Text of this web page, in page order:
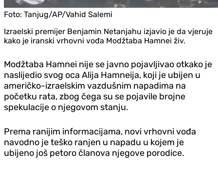
Foto: Tanjug/AP/Vahid Salemi
Izraelski premijer Benjamin Netanjahu izjavio je da vjeruje
kako je iranski vrhovni vođa Modžtaba Hamnei živ.
Modžtaba Hamnei nije se javno pojavljivao otkako je
naslijedio svog oca Alija Hamneija, koji je ubijen u
američko-izraelskim vazdušnim napadima na
početku rata, zbog čega su se pojavile brojne
spekulacije o njegovom stanju.
Prema ranijim informacijama, novi vrhovni vođa
navodno je teško ranjen u napadu u kojem je
ubijeno još petoro članova njegove porodice.